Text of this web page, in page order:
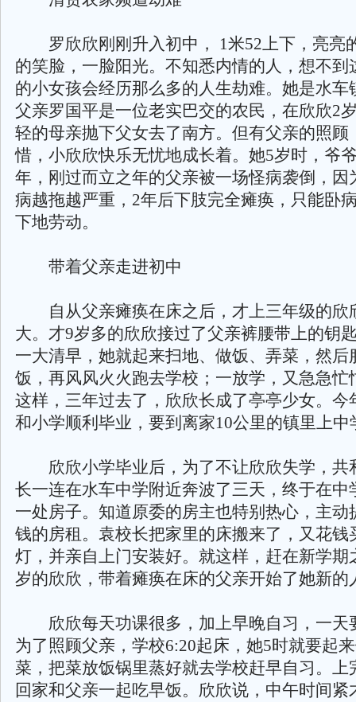
罗欣欣刚刚升入初中， 1米52上下，亮亮
的笑脸，一脸阳光。不知悉内情的人，想不到
的小女孩会经历那么多的人生劫难。她是水车
父亲罗国平是一位老实巴交的农民，在欣欣2
轻的母亲抛下父女去了南方。但有父亲的照顾
惜，小欣欣快乐无忧地成长着。她5岁时，爷
年，刚过而立之年的父亲被一场怪病袭倒，因
病越拖越严重，2年后下肢完全瘫痪，只能卧
下地劳动。
带着父亲走进初中
自从父亲瘫痪在床之后，才上三年级的欣
大。才9岁多的欣欣接过了父亲裤腰带上的钥
一大清早，她就起来扫地、做饭、弄菜，然后
饭，再风风火火跑去学校；一放学，又急急忙
这样，三年过去了，欣欣长成了亭亭少女。今
和小学顺利毕业，要到离家10公里的镇里上中
欣欣小学毕业后，为了不让欣欣失学，共
长一连在水车中学附近奔波了三天，终于在中
一处房子。知道原委的房主也特别热心，主动
钱的房租。袁校长把家里的床搬来了，又花钱
灯，并亲自上门安装好。就这样，赶在新学期
岁的欣欣，带着瘫痪在床的父亲开始了她新的
欣欣每天功课很多，加上早晚自习，一天
为了照顾父亲，学校6:20起床，她5时就要起
菜，把菜放饭锅里蒸好就去学校赶早自习。上
回家和父亲一起吃早饭。欣欣说，中午时间紧